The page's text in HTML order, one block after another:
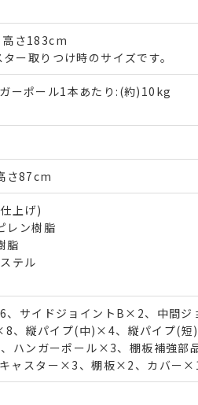
さ183cm
ー取りつけ時のサイズです。
ーポール1本あたり:(約)10kg
さ87cm
上げ)
レン樹脂
脂
テル
、サイドジョイントB×2、中間ジ
、縦パイプ(中)×4、縦パイプ(
ハンガーポール×3、棚板補強部
ャスター×3、棚板×2、カバー